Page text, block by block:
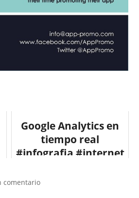
Google Analytics en
tiempo real
#infografia #internet
comentario